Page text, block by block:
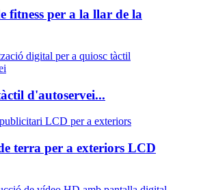
fitness per a la llar de la
d'autoservei...
terra per a exteriors LCD